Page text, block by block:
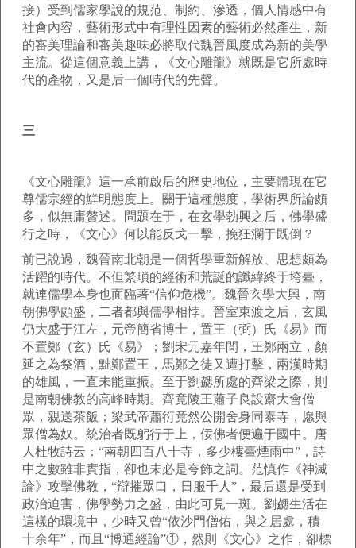
接）受到儒家學說的規范、制約、滲透，個人情感中有
社會內容，藝術形式中有理性因素的藝術必然產生，新
的審美理論和審美趣味必將取代魏晉風度成為新的美學
主流。從這個意義上講，《文心雕龍》就既是它所處時
代的產物，又是后一個時代的先聲。
三
《文心雕龍》這一承前啟后的歷史地位，主要體現在它
尊儒宗經的鮮明態度上。關于這種態度，學術界所論頗
多，似無庸贅述。問題在于，在玄學勃興之后，佛學盛
行之時，《文心》何以能反戈一擊，挽狂瀾于既倒？
前已說過，魏晉南北朝是一個哲學重新解放、思想頗為
活躍的時代。不但繁瑣的經術和荒誕的讖緯終于垮臺，
就連儒學本身也面臨著“信仰危機”。魏晉玄學大興，南
朝佛學頗盛，二者都與儒學相悖。晉室東渡之后，玄風
仍大盛于江左，元帝簡省博士，置王（弼）氏《易》而
不置鄭（玄）氏《易》；劉宋元嘉年間，王鄭兩立，顏
延之為祭酒，黜鄭置王，馬鄭之徒又遭打擊，兩漢時期
的雄風，一直未能重振。至于劉勰所處的齊梁之際，則
是南朝佛教的高峰時期。齊竟陵王蕭子良設齋大會僧
眾，親送茶飯；梁武帝蕭衍竟然公開舍身同泰寺，愿與
眾僧為奴。統治者既躬行于上，佞佛者便遍于國中。唐
人杜牧詩云：“南朝四百八十寺，多少樓臺煙雨中”，詩
中之數雖非實指，卻也未必是夸飾之詞。范慎作《神滅
論》攻擊佛教，“辯摧眾口，日服千人”，最后還是受到
政治迫害，佛學勢力之盛，由此可見一斑。劉勰生活在
這樣的環境中，少時又曾“依沙門僧佑，與之居處，積
十余年”，而且“博通經論”①，然則《文心》之作，卻標